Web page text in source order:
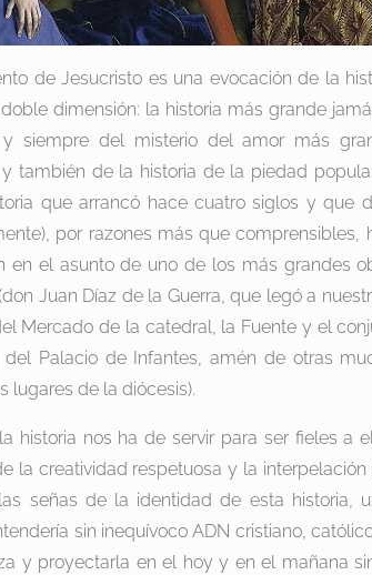
de Jesucristo es una evocación de la
dimensión: la historia más grande
siempre del misterio del amor más
y también de la historia de la piedad
que arrancó hace cuatro siglos y que
por razones más que comprensibles,
en el asunto de uno de los más grandes
Juan Díaz de la Guerra, que legó a
Mercado de la catedral, la Fuente y el
Palacio de Infantes, amén de otras
lugares de la diócesis).
historia nos ha de servir para ser fieles a
la creatividad respetuosa y la
señas de la identidad de esta historia,
sin inequívoco ADN cristiano,
y proyectarla en el hoy y en el mañana